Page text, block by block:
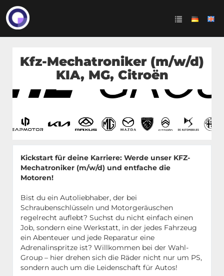
Kfz-Mechatroniker (m/w/d)
KIA, MG, Citroën
Kickstart für deine Karriere: Werde unser KFZ-
Mechatroniker (m/w/d) und entfache die
Motoren!
Bist du ein Autoliebhaber, der bei
Schraubenschlüsseln und Motorgeräuschen
regelrecht auflebt? Suchst du nicht einfach einen
Job, sondern eine Werkstatt, in der jedes Fahrzeug
ein Abenteuer und jede Reparatur eine
Adrenalinspritze ist? Willkommen bei der Wahl-
Group – hier drehen sich die Räder nicht nur um PS,
sondern auch um die Leidenschaft für Autos!